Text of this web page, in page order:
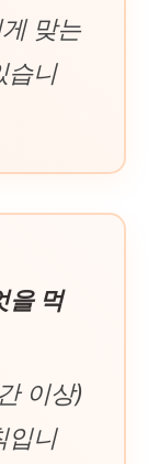
맞는
습니
을 먹
이상)
입니